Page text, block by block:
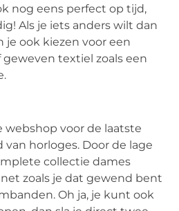
nog eens perfect op tijd,
Als je iets anders wilt dan
je ook kiezen voor een
textiel zoals een
webshop voor de laatste
horloges. Door de lage
collectie dames
zoals je dat gewend bent
Oh ja, je kunt ook